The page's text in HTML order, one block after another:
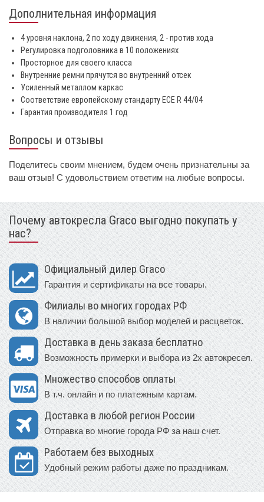
Дополнительная информация
4 уровня наклона, 2 по ходу движения, 2 - против хода
Регулировка подголовника в 10 положениях
Просторное для своего класса
Внутренние ремни прячутся во внутренний отсек
Усиленный металлом каркас
Соответствие европейскому стандарту ECE R 44/04
Гарантия производителя 1 год
Вопросы и отзывы
Поделитесь своим мнением, будем очень признательны за
ваш отзыв! С удовольствием ответим на любые вопросы.
Почему автокресла Graco выгодно покупать у
нас?
Официальный дилер Graco
Гарантия и сертификаты на все товары.
Филиалы во многих городах РФ
В наличии большой выбор моделей и расцветок.
Доставка в день заказа бесплатно
Возможность примерки и выбора из 2х автокресел.
Множество способов оплаты
В т.ч. онлайн и по платежным картам.
Доставка в любой регион России
Отправка во многие города РФ за наш счет.
Работаем без выходных
Удобный режим работы даже по праздникам.